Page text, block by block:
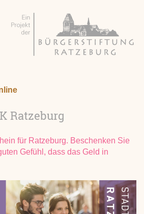
Ratzeburg
für Ratzeburg. Beschenken Sie
Gefühl, dass das Geld in